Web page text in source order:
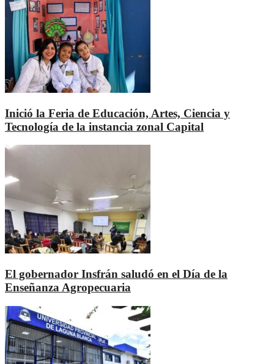
Inició la Feria de Educación, Artes, Ciencia y
Tecnología de la instancia zonal Capital
El gobernador Insfrán saludó en el Día de la
Enseñanza Agropecuaria